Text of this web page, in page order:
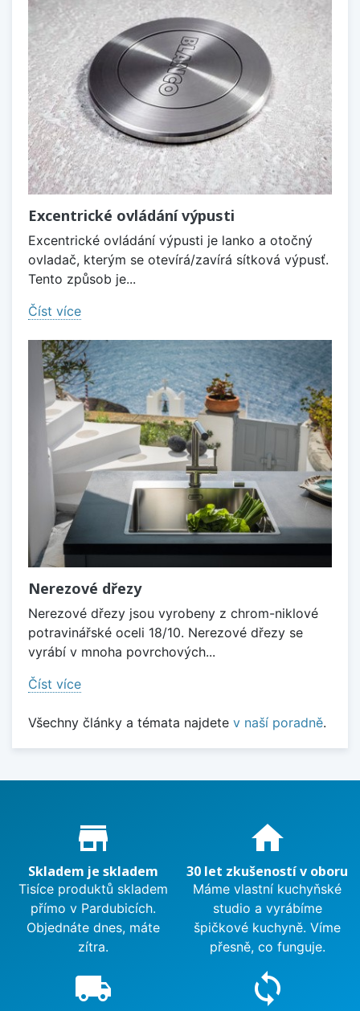
Excentrické ovládání výpusti
Excentrické ovládání výpusti je lanko a otočný
ovladač, kterým se otevírá/zavírá sítková výpusť.
Tento způsob je...
Číst více
Nerezové dřezy
Nerezové dřezy jsou vyrobeny z chrom-niklové
potravinářské oceli 18/10. Nerezové dřezy se
vyrábí v mnoha povrchových...
Číst více
Všechny články a témata najdete v naší poradně.
Proč nakupovat u nás?
store_mall_directory
Skladem je skladem
Tisíce produktů skladem
přímo v Pardubicích.
Objednáte dnes, máte
zítra.
home
30 let zkušeností v oboru
Máme vlastní kuchyňské
studio a vyrábíme
špičkové kuchyně. Víme
přesně, co funguje.
local_shipping sync